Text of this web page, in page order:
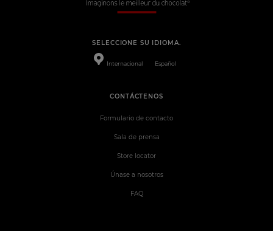
SELECCIONE SU IDIOMA.
Internacional Español
CONTÁCTENOS
Formulario de contacto
Sala de prensa
Store locator
Únase a nosotros
FAQ